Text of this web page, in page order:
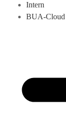
Intern
BUA-Cloud